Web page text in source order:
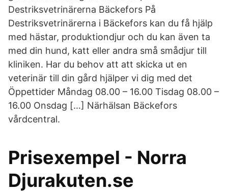
Destriksvetrinärerna Bäckefors På
Destriksvetrinärerna i Bäckefors kan du få hjälp
med hästar, produktiondjur och du kan även ta
med din hund, katt eller andra små smådjur till
kliniken. Har du behov att att skicka ut en
veterinär till din gård hjälper vi dig med det
Öppettider Måndag 08.00 – 16.00 Tisdag 08.00 –
16.00 Onsdag […] Närhälsan Bäckefors
vårdcentral.
Prisexempel - Norra
Djurakuten.se